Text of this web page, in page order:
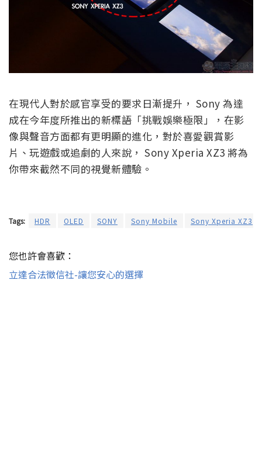
在現代人對於感官享受的要求日漸提升， Sony 為達
成在今年度所推出的新標語「挑戰娛樂極限」，在影
像與聲音方面都有更明顯的進化，對於喜愛觀賞影
片、玩遊戲或追劇的人來說， Sony Xperia XZ3 將為
你帶來截然不同的視覺新體驗。
Tags: HDR OLED SONY Sony Mobile Sony Xperia XZ3
您也許會喜歡：
立達合法徵信社-讓您安心的選擇